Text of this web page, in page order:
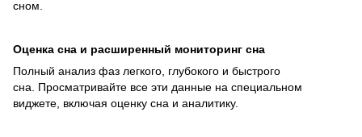
сном.
Оценка сна и расширенный мониторинг сна
Полный анализ фаз легкого, глубокого и быстрого
сна. Просматривайте все эти данные на специальном
виджете, включая оценку сна и аналитику.